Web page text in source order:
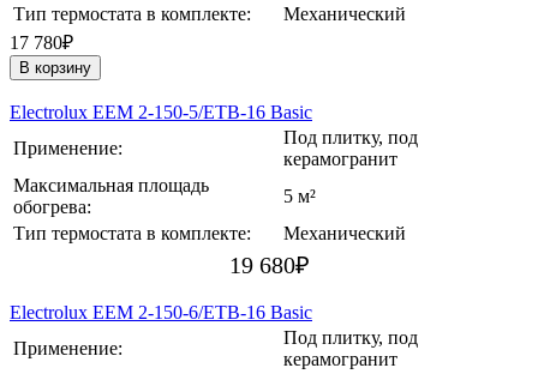
Тип термостата в комплекте:
Механический
17 780₽
В корзину
Electrolux EEM 2-150-5/ETB-16 Basic
Применение:
Под плитку, под
керамогранит
Максимальная площадь
обогрева:
5 м²
Тип термостата в комплекте:
Механический
19 680₽
Electrolux EEM 2-150-6/ETB-16 Basic
Применение:
Под плитку, под
керамогранит